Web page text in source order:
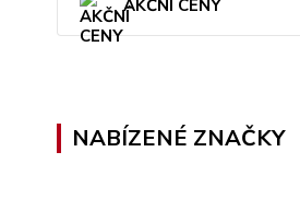
AKČNÍ CENY
NABÍZENÉ ZNAČKY